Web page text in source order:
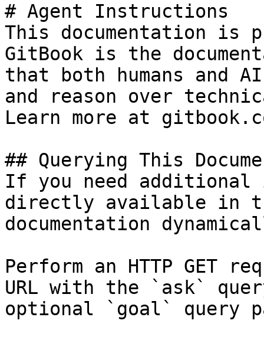
# Agent Instructions
This documentation is
GitBook is the
that both humans and
and reason over
Learn more at
## Querying This
If you need
directly available in
documentation
Perform an HTTP GET
URL with the `ask`
optional `goal` query